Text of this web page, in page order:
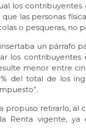
los contribuyentes
las personas
o pesqueras, no
un párrafo
los
menor entre
del total de los
retirarlo, al
Renta vigente, ya